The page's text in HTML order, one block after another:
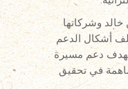
وشركاتها
أشكال الدعم
بهدف دعم مسيرة
في تحقيق